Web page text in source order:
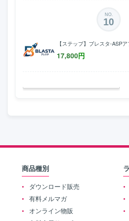
NO.
10
【ステップ】ブレスタ-ASP
17,800円
商品種別
ダウンロード販売
有料メルマガ
オンライン物販